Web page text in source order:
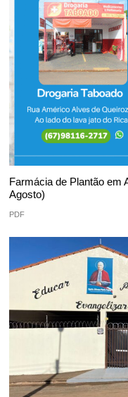
Farmácia de Plantão em
Agosto)
PDF